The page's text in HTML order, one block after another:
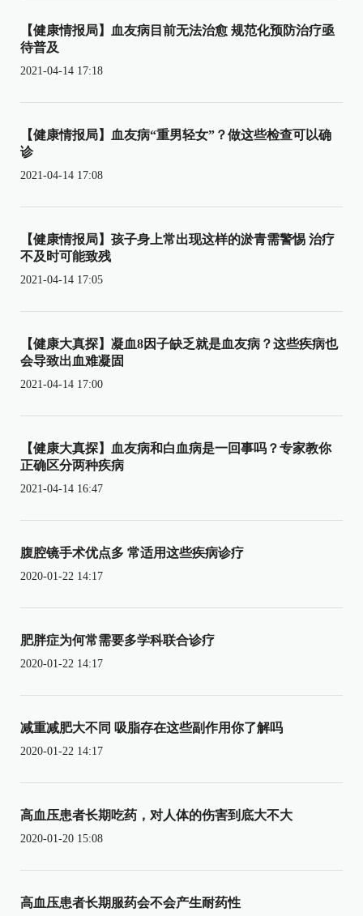
【健康情报局】血友病目前无法治愈 规范化预防治疗亟
待普及
2021-04-14 17:18
【健康情报局】血友病“重男轻女”？做这些检查可以确
诊
2021-04-14 17:08
【健康情报局】孩子身上常出现这样的淤青需警惕 治疗
不及时可能致残
2021-04-14 17:05
【健康大真探】凝血8因子缺乏就是血友病？这些疾病也
会导致出血难凝固
2021-04-14 17:00
【健康大真探】血友病和白血病是一回事吗？专家教你
正确区分两种疾病
2021-04-14 16:47
腹腔镜手术优点多 常适用这些疾病诊疗
2020-01-22 14:17
肥胖症为何常需要多学科联合诊疗
2020-01-22 14:17
减重减肥大不同 吸脂存在这些副作用你了解吗
2020-01-22 14:17
高血压患者长期吃药，对人体的伤害到底大不大
2020-01-20 15:08
高血压患者长期服药会不会产生耐药性